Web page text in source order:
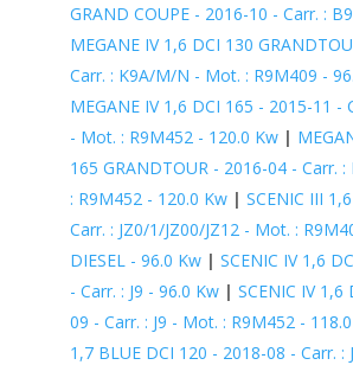
GRAND COUPE - 2016-10 - Carr. :
MEGANE IV 1,6 DCI 130
Carr. : K9A/M/N - Mot. : R9M409 -
MEGANE IV 1,6 DCI 165 - 2015-11 -
- Mot. : R9M452 - 120.0 Kw|
165 GRANDTOUR - 2016-04 - Carr.
: R9M452 - 120.0 Kw| SCENIC III
Carr. : JZ0/1/JZ00/JZ12 - Mot. :
DIESEL - 96.0 Kw| SCENIC IV 1,6
- Carr. : J9 - 96.0 Kw| SCENIC IV
09 - Carr. : J9 - Mot. : R9M452 -
1,7 BLUE DCI 120 - 2018-08 - Carr. :